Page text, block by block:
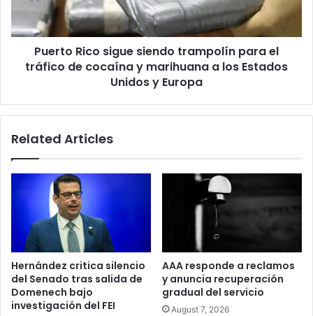
tráfico
de
cocaína
los
Unidos
Puerto Rico sigue siendo trampolín para el
tráfico de cocaína y marihuana a los Estados
Unidos y Europa
Related Articles
Hernández critica silencio
del Senado tras salida de
Domenech bajo
investigación del FEI
AAA responde a reclamos
y anuncia recuperación
gradual del servicio
August 7, 2026